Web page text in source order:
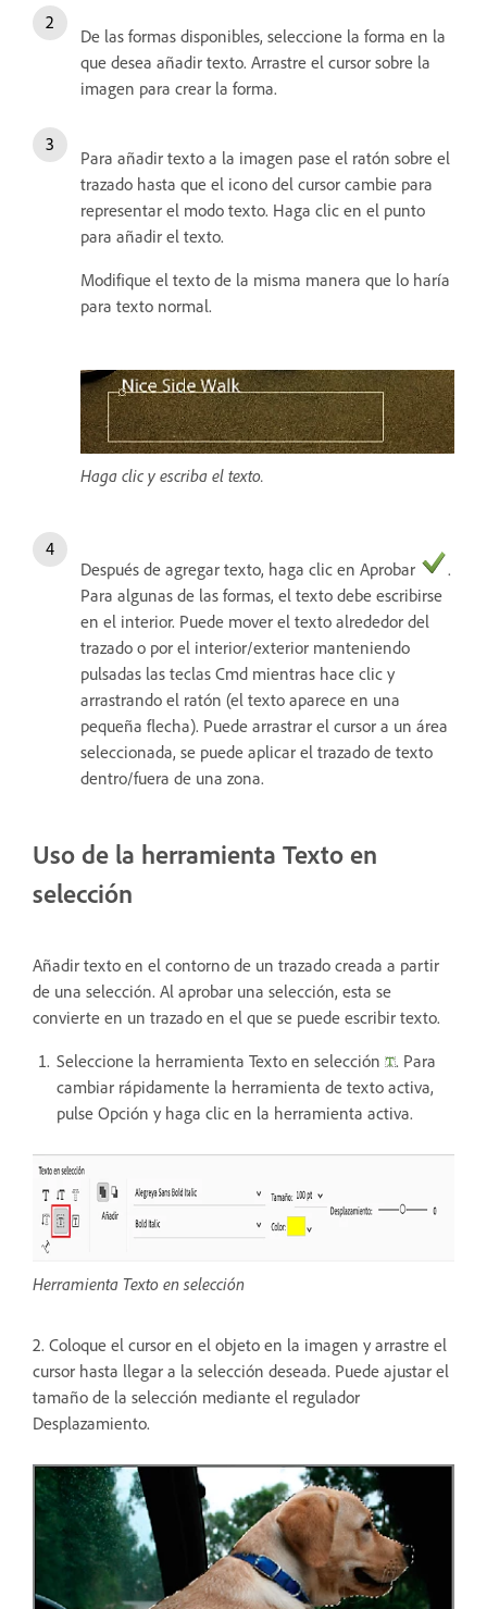
De las formas disponibles, seleccione la forma en la
que desea añadir texto. Arrastre el cursor sobre la
imagen para crear la forma.
Para añadir texto a la imagen pase el ratón sobre el
trazado hasta que el icono del cursor cambie para
representar el modo texto. Haga clic en el punto
para añadir el texto.
Modifique el texto de la misma manera que lo haría
para texto normal.
Haga clic y escriba el texto.
Después de agregar texto, haga clic en Aprobar
.
Para algunas de las formas, el texto debe escribirse
en el interior. Puede mover el texto alrededor del
trazado o por el interior/exterior manteniendo
pulsadas las teclas Cmd mientras hace clic y
arrastrando el ratón (el texto aparece en una
pequeña flecha). Puede arrastrar el cursor a un área
seleccionada, se puede aplicar el trazado de texto
dentro/fuera de una zona.
Uso de la herramienta Texto en
selección
Añadir texto en el contorno de un trazado creada a partir
de una selección. Al aprobar una selección, esta se
convierte en un trazado en el que se puede escribir texto.
Seleccione la herramienta Texto en selección
. Para
cambiar rápidamente la herramienta de texto activa,
pulse Opción y haga clic en la herramienta activa.
Herramienta Texto en selección
2. Coloque el cursor en el objeto en la imagen y arrastre el
cursor hasta llegar a la selección deseada. Puede ajustar el
tamaño de la selección mediante el regulador
Desplazamiento.